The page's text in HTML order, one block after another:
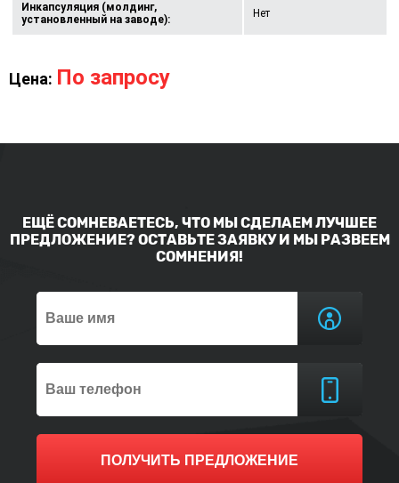
Инкапсуляция (молдинг,
установленный на заводе):
Нет
Цена: По запросу
ЕЩЁ СОМНЕВАЕТЕСЬ, ЧТО МЫ СДЕЛАЕМ ЛУЧШЕЕ
ПРЕДЛОЖЕНИЕ? ОСТАВЬТЕ ЗАЯВКУ И МЫ РАЗВЕЕМ
СОМНЕНИЯ!
ПОЛУЧИТЬ ПРЕДЛОЖЕНИЕ